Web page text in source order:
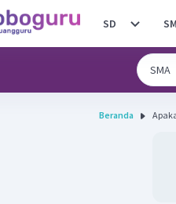
SD
Beranda